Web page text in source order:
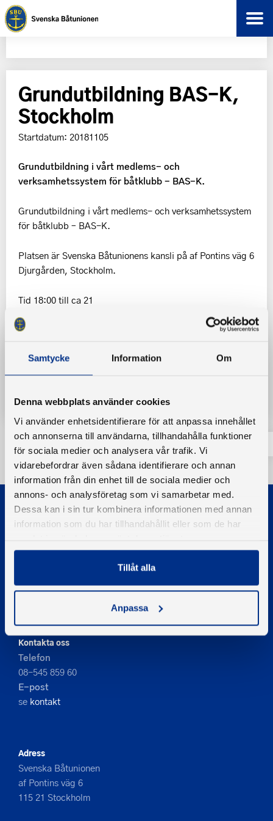
Samtycke Information Om
Denna webbplats använder cookies
Vi använder enhetsidentifierare för att anpassa innehållet
och annonserna till användarna, tillhandahålla funktioner
för sociala medier och analysera vår trafik. Vi
vidarebefordrar även sådana identifierare och annan
information från din enhet till de sociala medier och
annons- och analysföretag som vi samarbetar med.
Dessa kan i sin tur kombinera informationen med annan
information som du har tillhandahållit eller som de har
Tillåt alla
Anpassa
Grundutbildning BAS-K,
Stockholm
Startdatum: 20181105
Grundutbildning i vårt medlems- och
verksamhetssystem för båtklubb - BAS-K.
Grundutbildning i vårt medlems- och verksamhetssystem
för båtklubb – BAS-K.
Platsen är Svenska Båtunionens kansli på af Pontins väg 6
Djurgården, Stockholm.
Tid 18:00 till ca 21
Anmälan på https://goo.gl/forms/t8JfYnUnSgqwsNI42
© 2026 - Svenska Båtunionen
Kontakta oss
Telefon
08-545 859 60
E-post
se kontakt
Adress
Svenska Båtunionen
af Pontins väg 6
115 21 Stockholm